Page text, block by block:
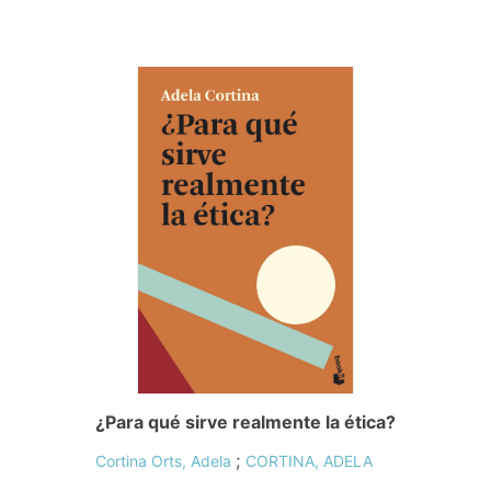
¿Para qué sirve realmente la ética?
Cortina Orts, Adela ; CORTINA, ADELA